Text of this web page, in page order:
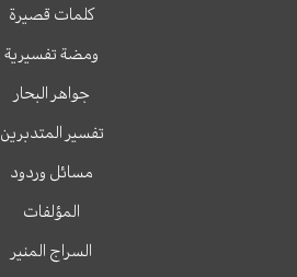
كلمات قصيرة
ومضة تفسيرية
جواهر البحار
تفسير المتدبرين
مسائل وردود
المؤلفات
السراج المنير